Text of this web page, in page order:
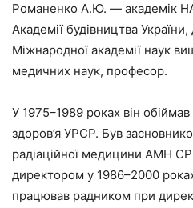
Романенко А.Ю. — академік
Академії будівництва
Міжнародної академії наук
медичних наук, професор.
У 1975–1989 роках він
здоров’я УРСР. Був
радіаційної медицини АМН
директором у 1986–2000
працював радником при